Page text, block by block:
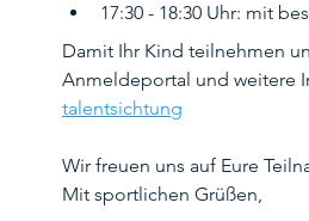
Kombibad Gropiusstadt
17:30 - 18:30 Uhr: mit
Damit Ihr Kind teilnehmen
Anmeldeportal und weitere
talentsichtung
Wir freuen uns auf Eure
Mit sportlichen Grüßen,